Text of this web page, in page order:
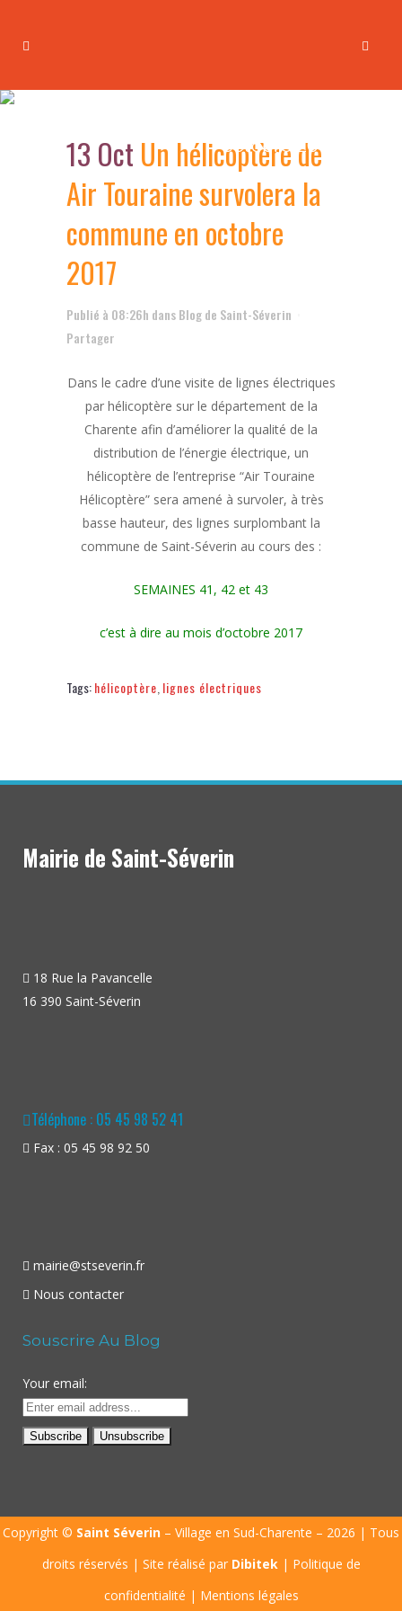
octobre 2017
13 Oct Un hélicoptère de
Air Touraine survolera la
commune en octobre
2017
Publié à 08:26h dansBlog de Saint-Séverin
Partager
Dans le cadre d’une visite de lignes électriques
par hélicoptère sur le département de la
Charente afin d’améliorer la qualité de la
distribution de l’énergie électrique, un
hélicoptère de l’entreprise “Air Touraine
Hélicoptère” sera amené à survoler, à très
basse hauteur, des lignes surplombant la
commune de Saint-Séverin au cours des :
SEMAINES 41, 42 et 43
c’est à dire au mois d’octobre 2017
Tags:hélicoptère lignes électriques
Mairie de Saint-Séverin
18 Rue la Pavancelle
16 390 Saint-Séverin
Téléphone : 05 45 98 52 41
Fax : 05 45 98 92 50
mairie@stseverin.fr
Nous contacter
Souscrire Au Blog
Your email:
Copyright © Saint Séverin – Village en Sud-Charente – 2026 | Tous
droits réservés | Site réalisé par Dibitek| Politique de
confidentialité | Mentions légales